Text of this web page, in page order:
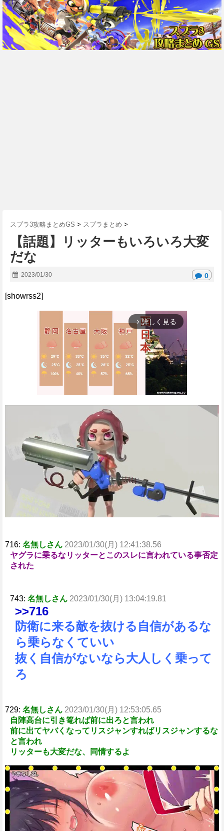
スプラ3攻略まとめGS > スプラまとめ >
【話題】リッターもいろいろ大変
だな
2023/01/30 0
[showrss2]
arrow_forward_ios 詳しく見る
716: 名無しさん 2023/01/30(月) 12:41:38.56
ヤグラに乗るなリッターとこのスレに言われている事否定
された
743: 名無しさん 2023/01/30(月) 13:04:19.81
>>716
防衛に来る敵を抜ける自信があるな
ら乗らなくていい
抜く自信がないなら大人しく乗って
ろ
729: 名無しさん 2023/01/30(月) 12:53:05.65
自陣高台に引き篭れば前に出ろと言われ
前に出てヤバくなってリスジャンすればリスジャンするな
と言われ
リッターも大変だな、同情するよ